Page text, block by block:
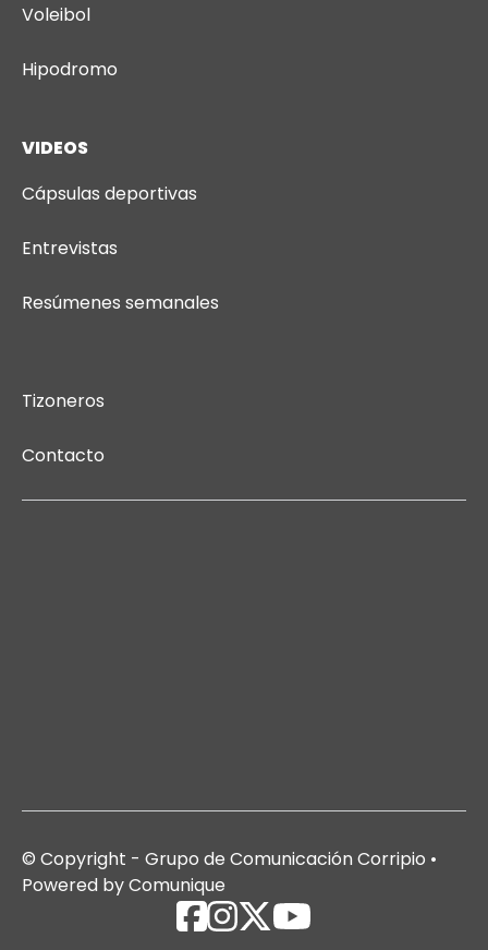
Voleibol
Hipodromo
VIDEOS
Cápsulas deportivas
Entrevistas
Resúmenes semanales
Tizoneros
Contacto
© Copyright - Grupo de Comunicación Corripio •
Powered by Comunique